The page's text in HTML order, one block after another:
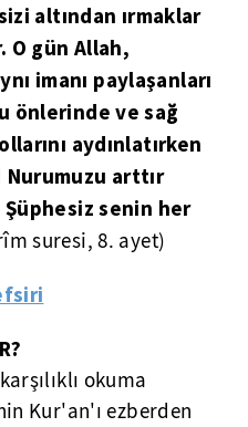
altından ırmaklar
O gün Allah,
imanı paylaşanları
önlerinde ve sağ
aydınlatırken
arttır
senin her
suresi, 8. ayet)
okuma
Kur'an'ı ezberden